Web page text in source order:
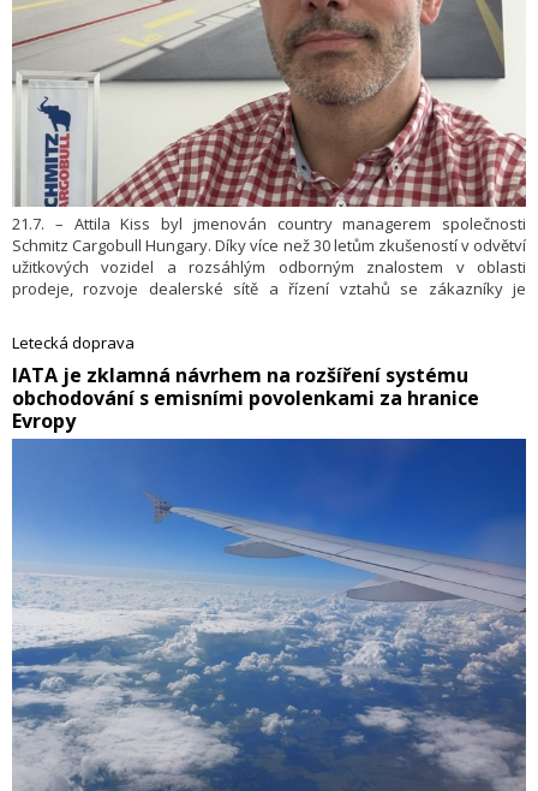
21.7. – Attila Kiss byl jmenován country managerem společnosti
Schmitz Cargobull Hungary. Díky více než 30 letům zkušeností v odvětví
užitkových vozidel a rozsáhlým odborným znalostem v oblasti
prodeje, rozvoje dealerské sítě a řízení vztahů se zákazníky je
přímo Vujo Crnomarkovicovi, obchodnímu řediteli pro střední Evropu.
Letecká doprava
​IATA je zklamná návrhem na rozšíření systému
obchodování s emisními povolenkami za hranice
Evropy